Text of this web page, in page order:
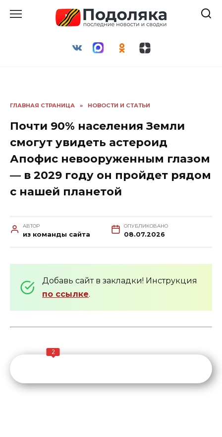
ГЛАВНАЯ СТРАНИЦА » НОВОСТИ И СТАТЬИ
Почти 90% населения Земли
смогут увидеть астероид
Апофис невооруженным глазом
— в 2029 году он пройдет рядом
с нашей планетой
АВТОР
из команды сайта
ОПУБЛИКОВАНО
08.07.2026
Добавь сайт в закладки! Инструкция
по ссылке.
2